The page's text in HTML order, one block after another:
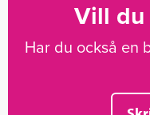
Vill du
Har du också en